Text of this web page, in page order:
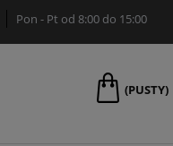
Pon - Pt od 8:00 do 15:00
(PUSTY)